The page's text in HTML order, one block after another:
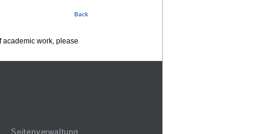
Back
academic work, please
Seitenverwaltung